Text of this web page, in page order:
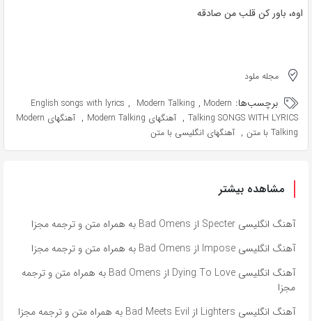
اوه، باور کن قلب من صادقه
مجله ملود
برچسب‌ها: English songs with lyrics , Modern Talking , Modern
Talking SONGS WITH LYRICS
, آهنگهای Modern Talking ,
آهنگهای Modern
Talking با متن
, آهنگهای انگلیسی با متن
مشاهده بیشتر
آهنگ انگلیسی Specter از Bad Omens به همراه متن و ترجمه مجزا
آهنگ انگلیسی Impose از Bad Omens به همراه متن و ترجمه مجزا
آهنگ انگلیسی Dying To Love از Bad Omens به همراه متن و ترجمه
مجزا
آهنگ انگلیسی Lighters از Bad Meets Evil به همراه متن و ترجمه مجزا